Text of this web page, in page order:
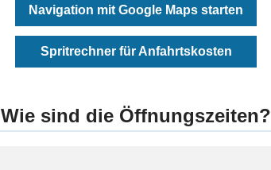
Navigation mit Google Maps starten
Spritrechner für Anfahrtskosten
Wie sind die Öffnungszeiten?